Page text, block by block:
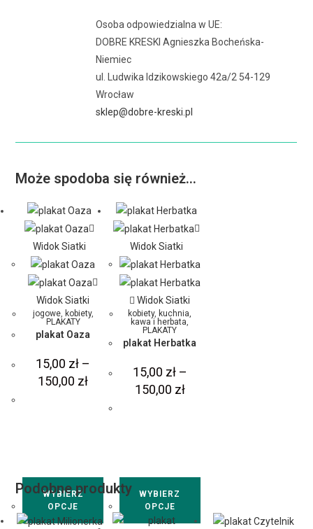
Osoba odpowiedzialna w UE:
DOBRE KRESKI Agnieszka Bocheńska-
Niemiec
ul. Ludwika Idzikowskiego 42a/2 54-129
Wrocław
sklep@dobre-kreski.pl
Może spodoba się również…
Widok Siatki
Widok Siatki
jogowe, kobiety,
PLAKATY
plakat Oaza
15,00 zł –
150,00 zł
WYBIERZ
OPCJE
Widok Siatki
Widok Siatki
kobiety, kuchnia,
kawa i herbata,
PLAKATY
plakat Herbatka
15,00 zł –
150,00 zł
WYBIERZ
OPCJE
Podobne produkty